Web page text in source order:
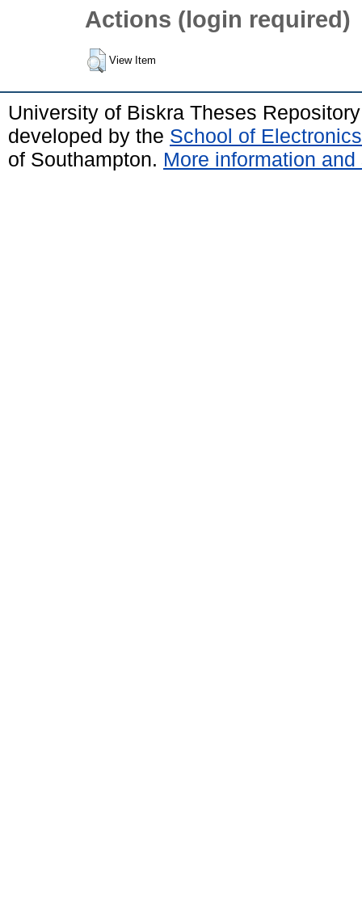
Actions (login required)
View Item
University of Biskra Theses
developed by the School of
of Southampton. More information